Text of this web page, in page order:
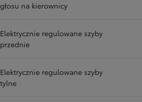
głosu na kierownicy
Elektrycznie regulowane szyby
przednie
Elektrycznie regulowane szyby
tylne